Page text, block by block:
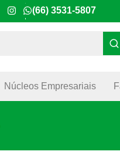
(66) 3531-5807
Núcleos Empresariais